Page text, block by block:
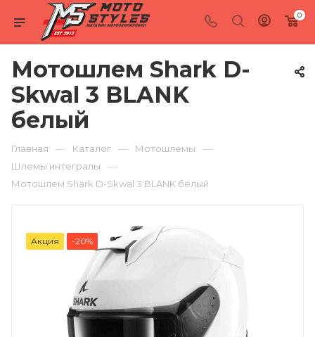
0
Мотошлем Shark D-
Skwal 3 BLANK
белый
Главная — Каталог — Мотошлемы —
Шлемы интегралы —
Мотошлем Shark D-Skwal 3 BLANK белый
Акция -20%